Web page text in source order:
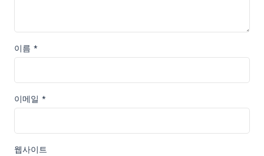
이름 *
이메일 *
웹사이트